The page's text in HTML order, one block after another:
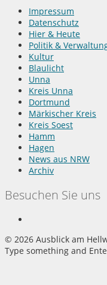
Impressum
Datenschutz
Hier & Heute
Politik &
Kultur
Blaulicht
Unna
Kreis Unna
Dortmund
Märkischer Kreis
Kreis Soest
Hamm
Hagen
News aus NRW
Archiv
Besuchen Sie uns
© 2026 Ausblick am
Type something and